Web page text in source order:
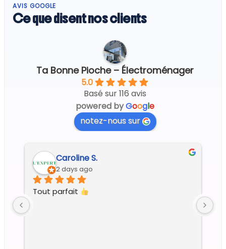
AVIS GOOGLE
Ce que disent nos clients
Ta Bonne Pioche – Électroménager
5.0
Basé sur 116 avis
powered byGoogle
notez-nous sur
Caroline S.
2 days ago
Tout parfait